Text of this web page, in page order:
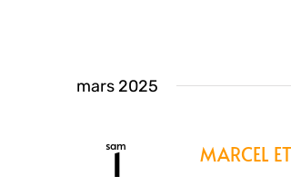
mars 2025
sam
1 MARCEL